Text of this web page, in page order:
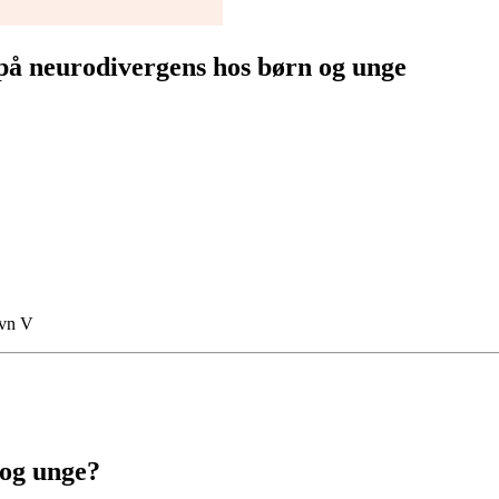
neurodivergens hos børn og unge
V
unge?